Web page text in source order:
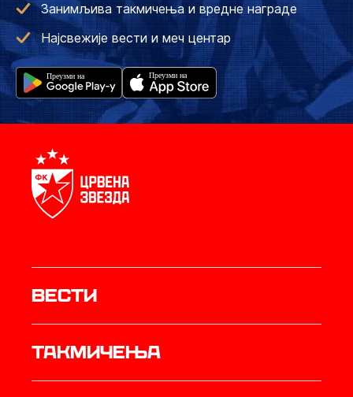
Занимљива такмичења и вредне награде
Најсвежије вести и меч центар
Вести
Такмичења